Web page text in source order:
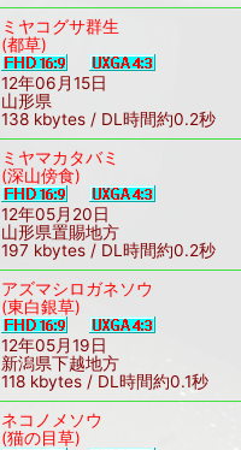
ミヤコグサ群生
(都草)
12年06月15日
山形県
138 kbytes / DL時間約0.2秒
ミヤマカタバミ
(深山傍食)
12年05月20日
山形県置賜地方
197 kbytes / DL時間約0.2秒
アズマシロガネソウ
(東白銀草)
12年05月19日
新潟県下越地方
118 kbytes / DL時間約0.1秒
ネコノメソウ
(猫の目草)